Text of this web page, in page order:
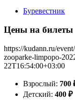
Буревестник
Цены на билеты
https://kudann.ru/
zooparke-limpopo-
22T16:54:00+03:00
Взрослый: 700
Детский: 400 ₽